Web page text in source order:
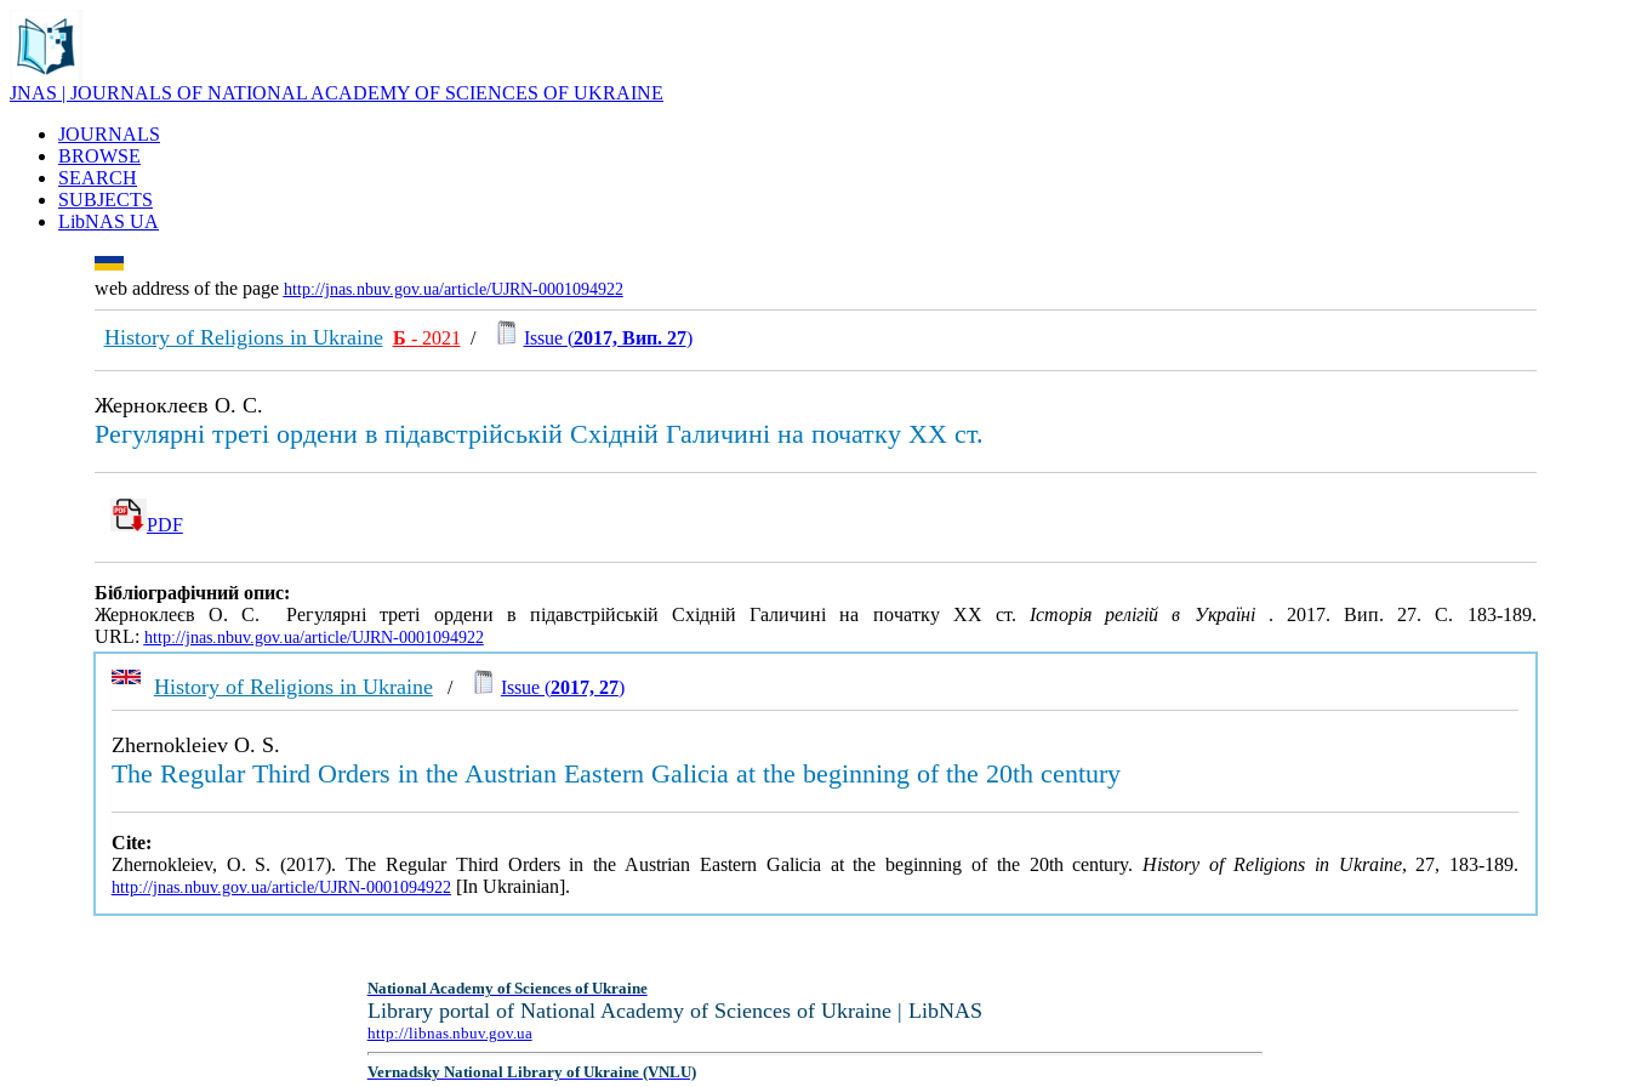
JNAS | JOURNALS OF NATIONAL ACADEMY OF SCIENCES OF UKRAINE
JOURNALS
BROWSE
SEARCH
SUBJECTS
LibNAS UA
web address of the page http://jnas.nbuv.gov.ua/article/UJRN-0001094922
History of Religions in Ukraine Б - 2021 / Issue (2017, Вип. 27)
Жерноклеєв О. С.
Регулярні треті ордени в підавстрійській Східній Галичині на початку XX ст.
PDF
Бібліографічний опис:
Жерноклеєв О. С. Регулярні треті ордени в підавстрійській Східній Галичині на початку XX ст. Історія релігій в Україні . 2017. Вип. 27. С. 183-189.
URL: http://jnas.nbuv.gov.ua/article/UJRN-0001094922
History of Religions in Ukraine/ Issue (2017, 27)
Zhernokleiev O. S.
The Regular Third Orders in the Austrian Eastern Galicia at the beginning of the 20th century
Cite:
Zhernokleiev, O. S. (2017). The Regular Third Orders in the Austrian Eastern Galicia at the beginning of the 20th century. History of Religions in Ukraine, 27, 183-189.
http://jnas.nbuv.gov.ua/article/UJRN-0001094922 [In Ukrainian].
National Academy of Sciences of Ukraine
Library portal of National Academy of Sciences of Ukraine | LibNAS
http://libnas.nbuv.gov.ua
Vernadsky National Library of Ukraine (VNLU)